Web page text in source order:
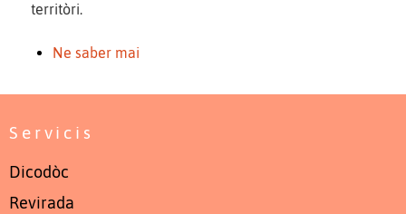
territòri.
Ne saber mai
Servicis
Dicodòc
Revirada